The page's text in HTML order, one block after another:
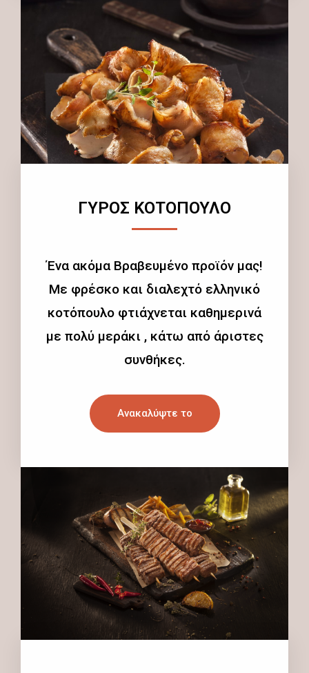
ΓΥΡΟΣ ΚΟΤΟΠΟΥΛΟ
Ένα ακόμα Βραβευμένο προϊόν μας!
Με φρέσκο και διαλεχτό ελληνικό
κοτόπουλο φτιάχνεται καθημερινά
με πολύ μεράκι , κάτω από άριστες
συνθήκες.
Ανακαλύψτε το